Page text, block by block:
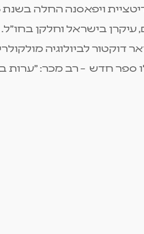
מלמד מזה כ20 שנים, עיקרן בישראל
דוקטור לביולוגיה
ספר חדש – רב מכר: "ערות